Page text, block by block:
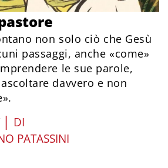
non solo ciò che Gesù
passaggi, anche «come»
le sue parole,
davvero e non
| DI
PATASSINI